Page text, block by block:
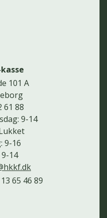
kasse
101 A
61 88
9-14
9-16
14
65 46 89